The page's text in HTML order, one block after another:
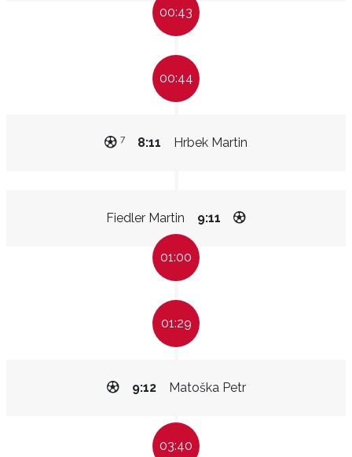
00:43
00:44
Hrbek Martin
8:11
7
Fiedler Martin 9:11
01:00
01:29
Matoška Petr
9:12
03:40